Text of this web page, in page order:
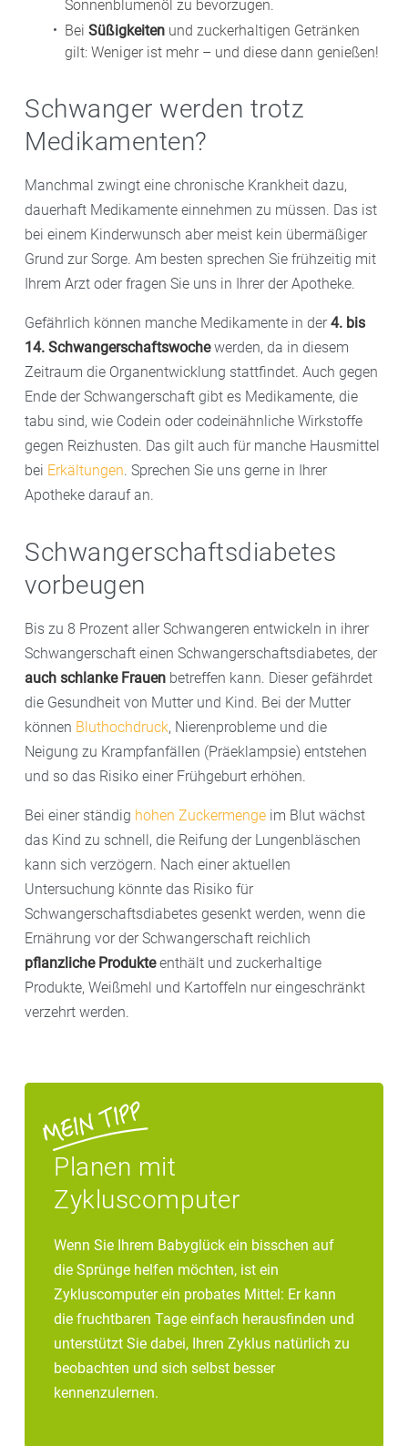
Sonnenblumenöl zu bevorzugen.
Bei Süßigkeiten und zuckerhaltigen Getränken
gilt: Weniger ist mehr – und diese dann genießen!
Schwanger werden trotz
Medikamenten?
Manchmal zwingt eine chronische Krankheit dazu,
dauerhaft Medikamente einnehmen zu müssen. Das ist
bei einem Kinderwunsch aber meist kein übermäßiger
Grund zur Sorge. Am besten sprechen Sie frühzeitig mit
Ihrem Arzt oder fragen Sie uns in Ihrer der Apotheke.
Gefährlich können manche Medikamente in der 4. bis
14. Schwangerschaftswochewerden, da in diesem
Zeitraum die Organentwicklung stattfindet. Auch gegen
Ende der Schwangerschaft gibt es Medikamente, die
tabu sind, wie Codein oder codeinähnliche Wirkstoffe
gegen Reizhusten. Das gilt auch für manche Hausmittel
bei Erkältungen. Sprechen Sie uns gerne in Ihrer
Apotheke darauf an.
Schwangerschaftsdiabetes
vorbeugen
Bis zu 8 Prozent aller Schwangeren entwickeln in ihrer
Schwangerschaft einen Schwangerschaftsdiabetes, der
auch schlanke Frauen betreffen kann. Dieser gefährdet
die Gesundheit von Mutter und Kind. Bei der Mutter
können Bluthochdruck, Nierenprobleme und die
Neigung zu Krampfanfällen (Präeklampsie) entstehen
und so das Risiko einer Frühgeburt erhöhen.
Bei einer ständig hohen Zuckermenge im Blut wächst
das Kind zu schnell, die Reifung der Lungenbläschen
kann sich verzögern. Nach einer aktuellen
Untersuchung könnte das Risiko für
Schwangerschaftsdiabetes gesenkt werden, wenn die
Ernährung vor der Schwangerschaft reichlich
pflanzliche Produkteenthält und zuckerhaltige
Produkte, Weißmehl und Kartoffeln nur eingeschränkt
verzehrt werden.
Planen mit
Zykluscomputer
Wenn Sie Ihrem Babyglück ein bisschen auf
die Sprünge helfen möchten, ist ein
Zykluscomputer ein probates Mittel: Er kann
die fruchtbaren Tage einfach herausfinden und
unterstützt Sie dabei, Ihren Zyklus natürlich zu
beobachten und sich selbst besser
kennenzulernen.